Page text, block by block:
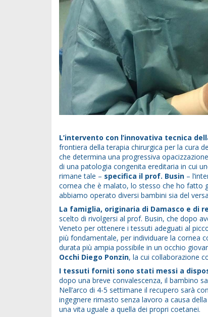
L’intervento con l’innovativa tecnica
frontiera della terapia chirurgica per la cura
che determina una progressiva
di una patologia congenita ereditaria in cui
rimane tale – specifica il prof. Busin –
cornea che è malato, lo stesso che ho fatto
abbiamo operato diversi bambini sia del
La famiglia, originaria di Damasco e di
scelto di rivolgersi al prof. Busin, che dopo
Veneto per ottenere i tessuti adeguati al
più fondamentale, per individuare la cornea
durata più ampia possibile in un occhio
Occhi Diego Ponzin, la cui collaborazione
I tessuti forniti sono stati messi a
dopo una breve convalescenza, il bambino
Nell’arco di 4-5 settimane il recupero sarà
ingegnere rimasto senza lavoro a causa
una vita uguale a quella dei propri coetanei.